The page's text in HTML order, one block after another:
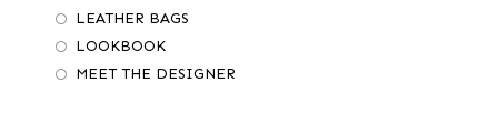
LEATHER BAGS
LOOKBOOK
MEET THE DESIGNER